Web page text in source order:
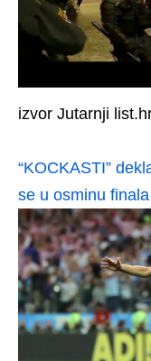
izvor Jutarnji
“KOCKASTI”
se u osminu